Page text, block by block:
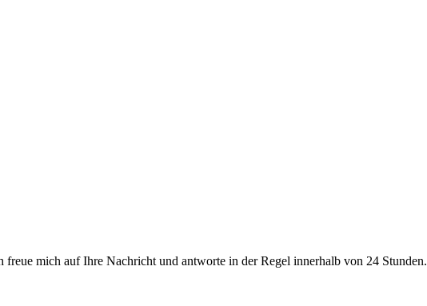
mich auf Ihre Nachricht und antworte in der Regel innerhalb von 24 Stunden.